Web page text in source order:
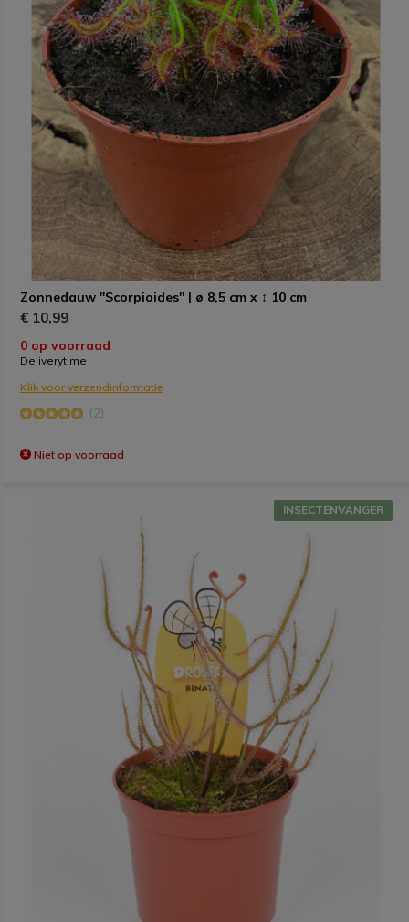
Zonnedauw "Scorpioides" | ø 8,5 cm x ↕ 10 cm
€ 10,99
0 op voorraad
Deliverytime
Klik voor verzendinformatie
(2)
Niet op voorraad
INSECTENVANGER